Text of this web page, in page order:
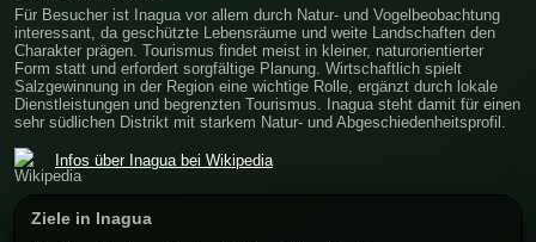
Für Besucher ist Inagua vor allem durch Natur- und Vogelbeobachtung
interessant, da geschützte Lebensräume und weite Landschaften den
Charakter prägen. Tourismus findet meist in kleiner, naturorientierter
Form statt und erfordert sorgfältige Planung. Wirtschaftlich spielt
Salzgewinnung in der Region eine wichtige Rolle, ergänzt durch lokale
Dienstleistungen und begrenzten Tourismus. Inagua steht damit für einen
sehr südlichen Distrikt mit starkem Natur- und Abgeschiedenheitsprofil.
Infos über Inagua bei Wikipedia
Ziele in Inagua